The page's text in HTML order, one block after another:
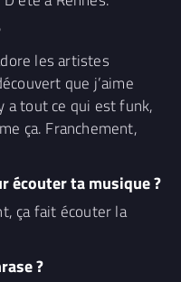
les artistes
que j’aime
a tout ce qui est funk,
ça. Franchement,
écouter ta musique ?
ça fait écouter la
?